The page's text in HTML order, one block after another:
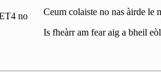
no
Ceum colaiste no nas àirde le
Is fheàrr am fear aig a bheil